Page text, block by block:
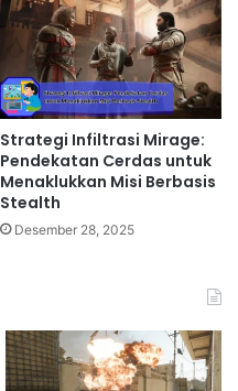
Strategi Infiltrasi Mirage:
Pendekatan Cerdas untuk
Menaklukkan Misi Berbasis
Stealth
Desember 28, 2025